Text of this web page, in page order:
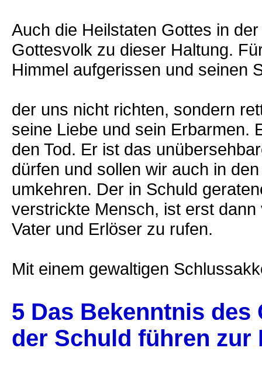
Auch die Heilstaten Gottes in
Gottesvolk zu dieser Haltung.
Himmel aufgerissen und seinen
der uns nicht richten, sondern
seine Liebe und sein Erbarmen.
den Tod. Er ist das
dürfen und sollen wir auch in
umkehren. Der in Schuld
verstrickte Mensch, ist erst
Vater und Erlöser zu rufen.
Mit einem gewaltigen
5 Das Bekenntnis
der Schuld führen zur